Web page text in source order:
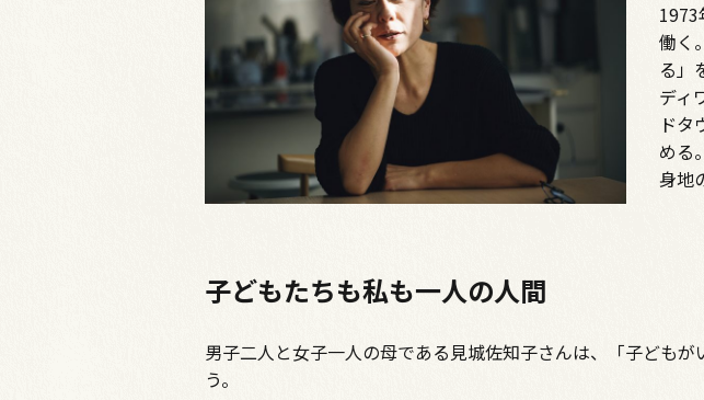
働く
る」
ディ
ドタ
める
身地
子どもたちも私も一人の人間
男子二人と女子一人の母である見城佐知子さんは、「子ども
う。